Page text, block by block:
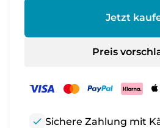
Jetzt
Preis
check Sichere Zahlung mit